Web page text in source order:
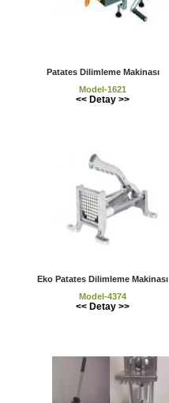
Patates Dilimleme Makinası
Model-1621
<< Detay >>
Eko Patates Dilimleme Makinası
Model-4374
<< Detay >>